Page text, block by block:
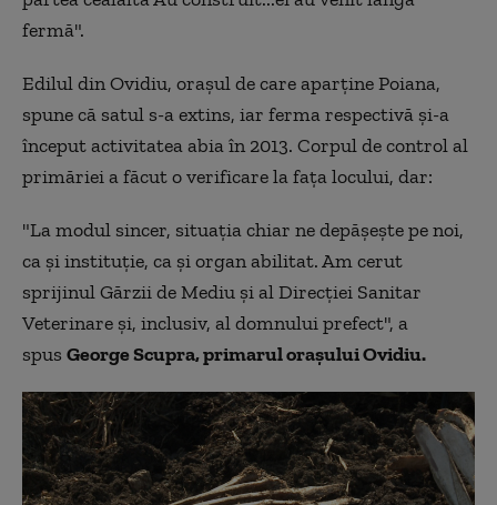
fermă".
Edilul din Ovidiu, oraşul de care aparţine Poiana,
spune că satul s-a extins, iar ferma respectivă şi-a
început activitatea abia în 2013. Corpul de control al
primăriei a făcut o verificare la faţa locului, dar:
"La modul sincer, situaţia chiar ne depăşeşte pe noi,
ca şi instituţie, ca şi organ abilitat. Am cerut
sprijinul Gărzii de Mediu şi al Direcţiei Sanitar
Veterinare şi, inclusiv, al domnului prefect", a
spus George Scupra, primarul oraşului Ovidiu.